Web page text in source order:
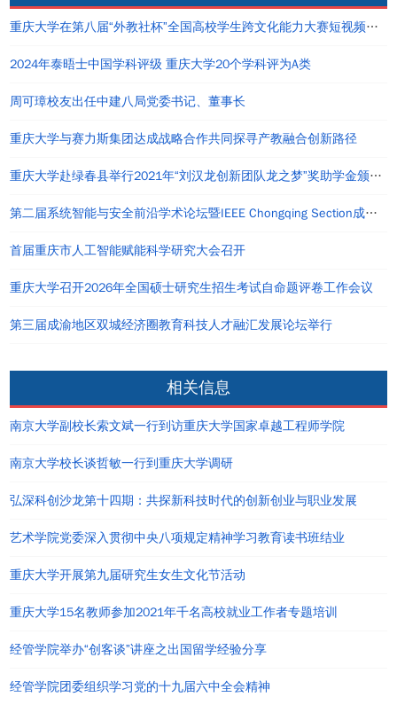
重庆大学在第八届“外教社杯”全国高校学生跨文化能力大赛短视频大赛中荣获佳绩
2024年泰晤士中国学科评级 重庆大学20个学科评为A类
周可璋校友出任中建八局党委书记、董事长
重庆大学与赛力斯集团达成战略合作共同探寻产教融合创新路径
重庆大学赴绿春县举行2021年“刘汉龙创新团队龙之梦”奖助学金颁发仪式
第二届系统智能与安全前沿学术论坛暨IEEE Chongqing Section成立仪式在重庆举办
首届重庆市人工智能赋能科学研究大会召开
重庆大学召开2026年全国硕士研究生招生考试自命题评卷工作会议
第三届成渝地区双城经济圈教育科技人才融汇发展论坛举行
相关信息
南京大学副校长索文斌一行到访重庆大学国家卓越工程师学院
南京大学校长谈哲敏一行到重庆大学调研
弘深科创沙龙第十四期：共探新科技时代的创新创业与职业发展
艺术学院党委深入贯彻中央八项规定精神学习教育读书班结业
重庆大学开展第九届研究生女生文化节活动
重庆大学15名教师参加2021年千名高校就业工作者专题培训
经管学院举办“创客谈”讲座之出国留学经验分享
经管学院团委组织学习党的十九届六中全会精神